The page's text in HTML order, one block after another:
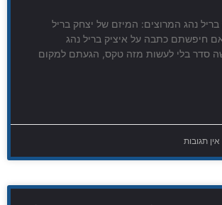
נהג המרוצים: המיזם של יצחק בריל
אם חיפשתם כתבה על איציק בריל נהג
סדר בלי לעשות מזה טקס, הגעתם למקום
אין תגובות